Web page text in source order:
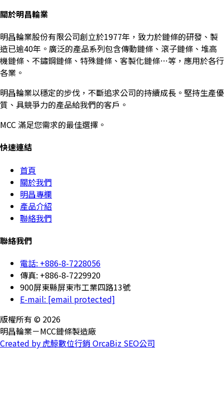
關於明昌輪業
明昌輪業股份有限公司創立於1977年，致力於鏈條的研發、製
造已逾40年。廣泛的產品系列包含傳動鏈條、滾子鏈條、堆高
機鏈條、不鏽鋼鏈條、特殊鏈條、客製化鏈條…等，應用於各行
各業。
明昌輪業以穩定的步伐，不斷追求公司的持續成長。堅持生產優
質、具競爭力的產品給我們的客戶。
MCC 滿足您需求的最佳選擇。
快速連結
首頁
關於我們
明昌專欄
產品介紹
聯絡我們
聯絡我們
電話: +886-8-7228056
傳真: +886-8-7229920
900屏東縣屏東市工業四路13號
E-mail: [email protected]
版權所有 © 2026
明昌輪業－MCC鏈條製造廠
Created by 虎鯨數位行銷 OrcaBiz SEO公司